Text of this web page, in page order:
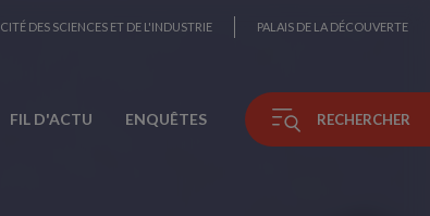
CITÉ DES SCIENCES ET DE L'INDUSTRIE PALAIS DE LA DÉCOUVERTE
FIL D'ACTU ENQUÊTES RECHERCHER